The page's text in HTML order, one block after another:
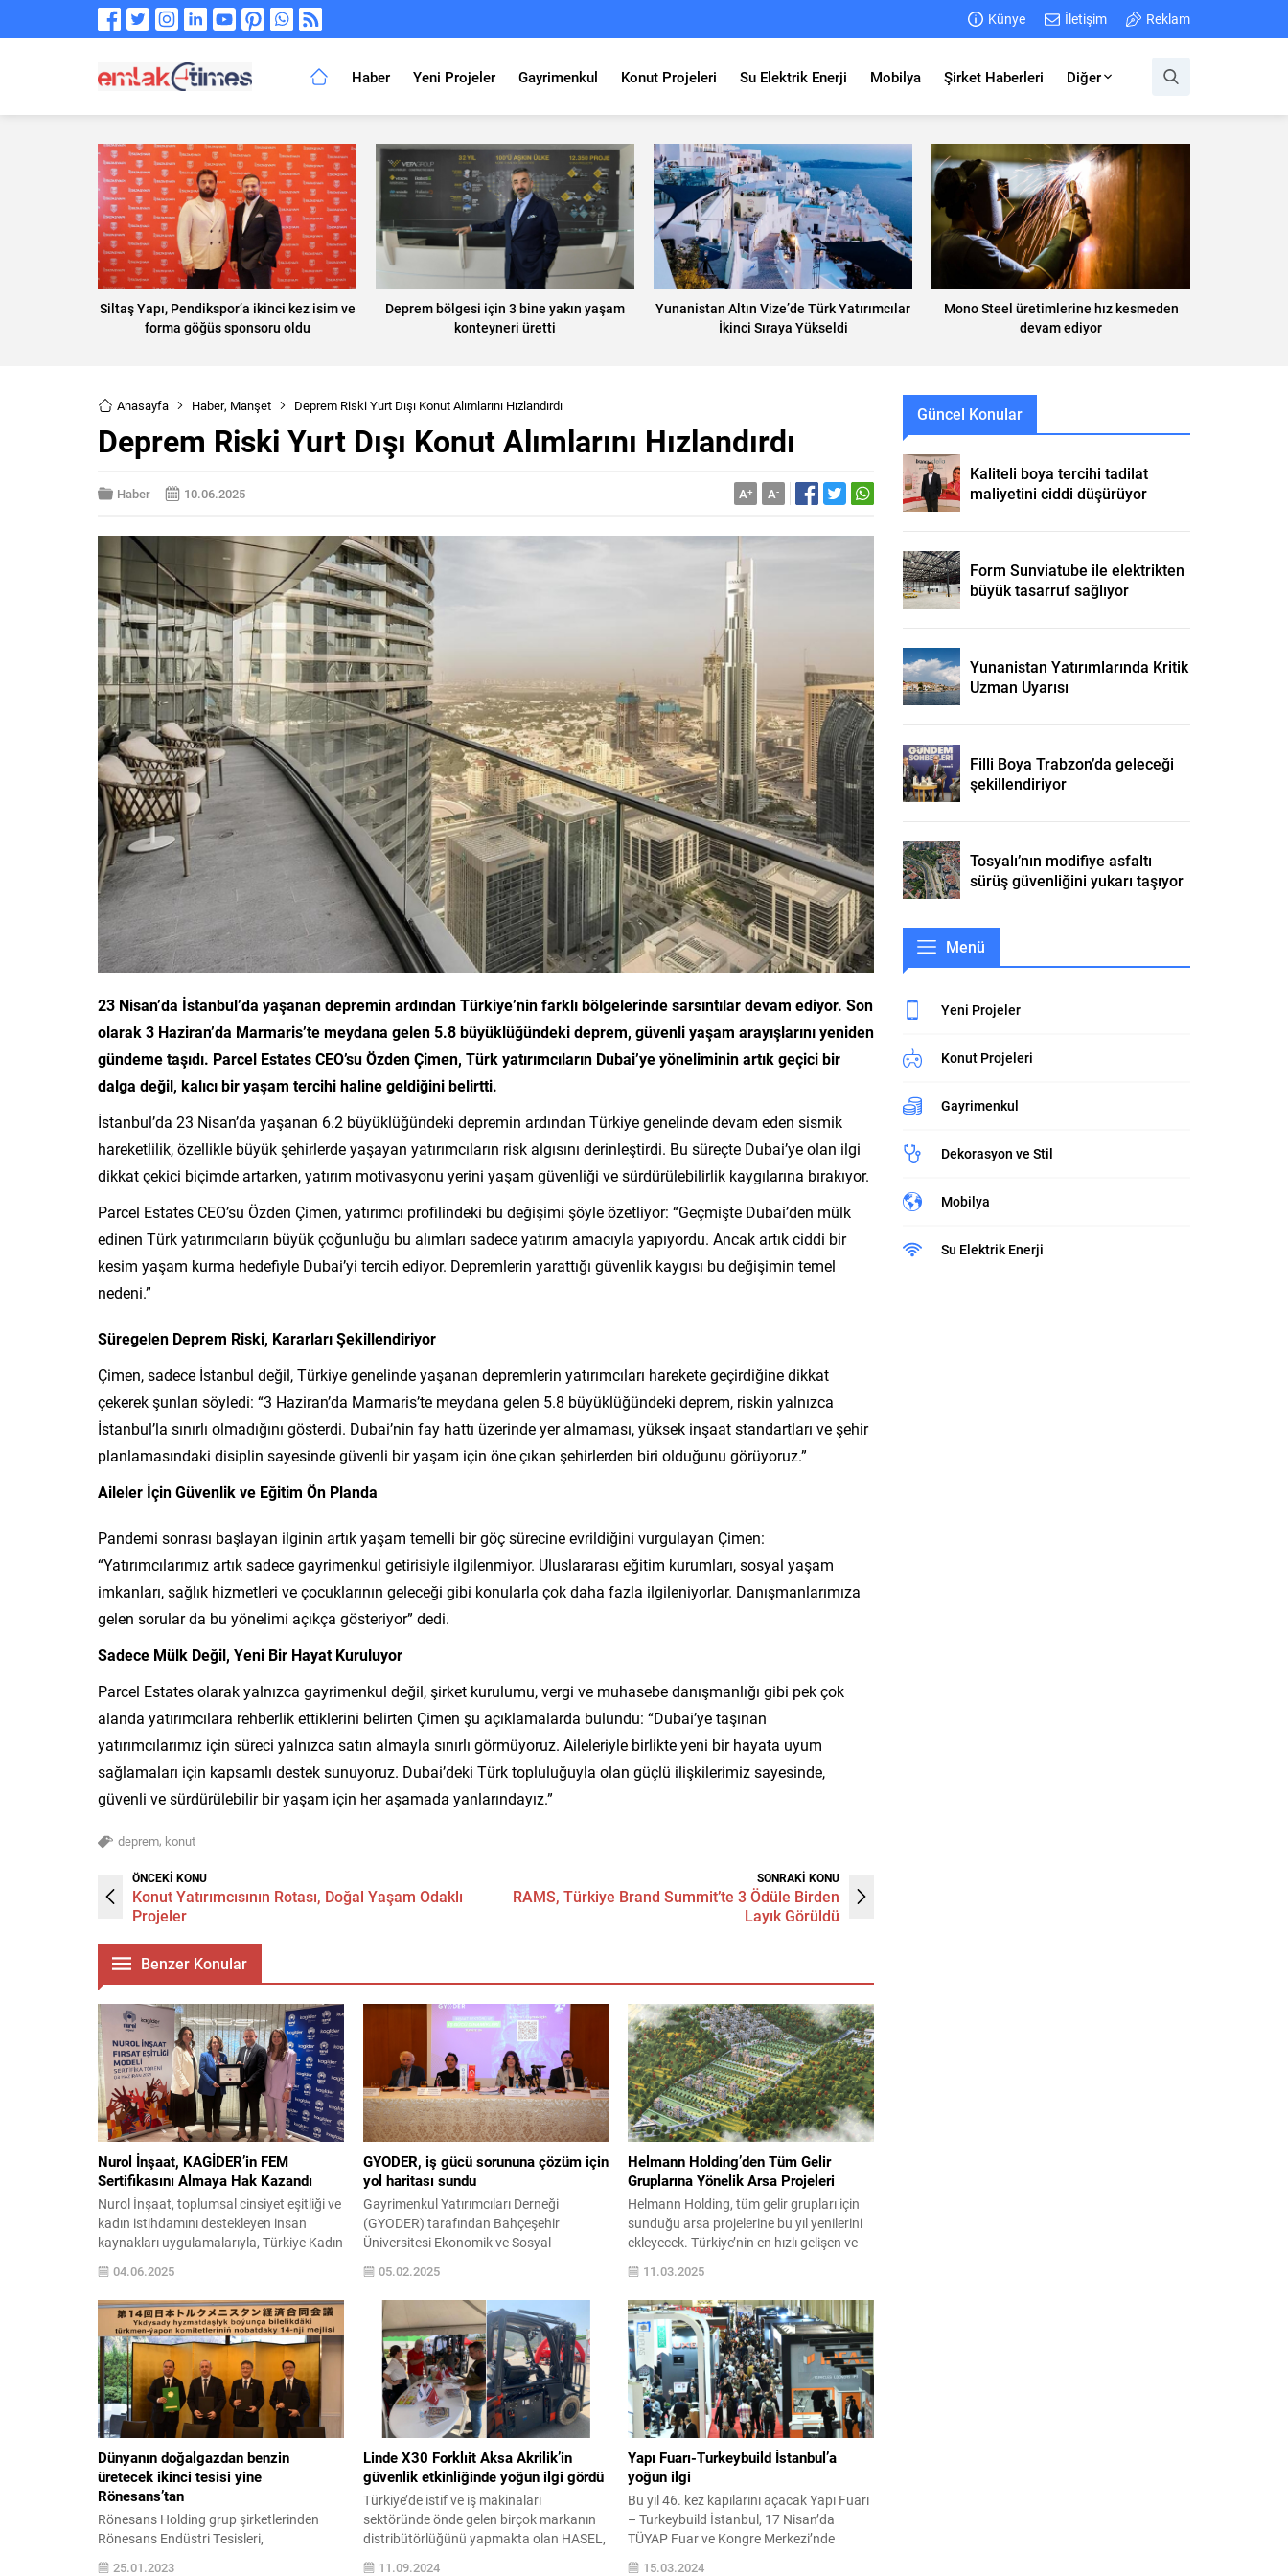
Künye İletişim Reklam
Haber Yeni Projeler Gayrimenkul Konut Projeleri Su Elektrik Enerji Mobilya Şirket Haberleri Diğer
Siltaş Yapı, Pendikspor’a ikinci kez isim ve
forma göğüs sponsoru oldu
Deprem bölgesi için 3 bine yakın yaşam
konteyneri üretti
Yunanistan Altın Vize’de Türk Yatırımcılar
İkinci Sıraya Yükseldi
Mono Steel üretimlerine hız kesmeden
devam ediyor
Anasayfa Haber, Manşet Deprem Riski Yurt Dışı Konut Alımlarını Hızlandırdı
Deprem Riski Yurt Dışı Konut Alımlarını Hızlandırdı
Haber 10.06.2025 A+ A-
23 Nisan’da İstanbul’da yaşanan depremin ardından Türkiye’nin farklı bölgelerinde sarsıntılar devam ediyor. Son
olarak 3 Haziran’da Marmaris’te meydana gelen 5.8 büyüklüğündeki deprem, güvenli yaşam arayışlarını yeniden
gündeme taşıdı. Parcel Estates CEO’su Özden Çimen, Türk yatırımcıların Dubai’ye yöneliminin artık geçici bir
dalga değil, kalıcı bir yaşam tercihi haline geldiğini belirtti.
İstanbul’da 23 Nisan’da yaşanan 6.2 büyüklüğündeki depremin ardından Türkiye genelinde devam eden sismik
hareketlilik, özellikle büyük şehirlerde yaşayan yatırımcıların risk algısını derinleştirdi. Bu süreçte Dubai’ye olan ilgi
dikkat çekici biçimde artarken, yatırım motivasyonu yerini yaşam güvenliği ve sürdürülebilirlik kaygılarına bırakıyor.
Parcel Estates CEO’su Özden Çimen, yatırımcı profilindeki bu değişimi şöyle özetliyor: “Geçmişte Dubai’den mülk
edinen Türk yatırımcıların büyük çoğunluğu bu alımları sadece yatırım amacıyla yapıyordu. Ancak artık ciddi bir
kesim yaşam kurma hedefiyle Dubai’yi tercih ediyor. Depremlerin yarattığı güvenlik kaygısı bu değişimin temel
nedeni.”
Süregelen Deprem Riski, Kararları Şekillendiriyor
Çimen, sadece İstanbul değil, Türkiye genelinde yaşanan depremlerin yatırımcıları harekete geçirdiğine dikkat
çekerek şunları söyledi: “3 Haziran’da Marmaris’te meydana gelen 5.8 büyüklüğündeki deprem, riskin yalnızca
İstanbul’la sınırlı olmadığını gösterdi. Dubai’nin fay hattı üzerinde yer almaması, yüksek inşaat standartları ve şehir
planlamasındaki disiplin sayesinde güvenli bir yaşam için öne çıkan şehirlerden biri olduğunu görüyoruz.”
Aileler İçin Güvenlik ve Eğitim Ön Planda
Pandemi sonrası başlayan ilginin artık yaşam temelli bir göç sürecine evrildiğini vurgulayan Çimen:
“Yatırımcılarımız artık sadece gayrimenkul getirisiyle ilgilenmiyor. Uluslararası eğitim kurumları, sosyal yaşam
imkanları, sağlık hizmetleri ve çocuklarının geleceği gibi konularla çok daha fazla ilgileniyorlar. Danışmanlarımıza
gelen sorular da bu yönelimi açıkça gösteriyor” dedi.
Sadece Mülk Değil, Yeni Bir Hayat Kuruluyor
Parcel Estates olarak yalnızca gayrimenkul değil, şirket kurulumu, vergi ve muhasebe danışmanlığı gibi pek çok
alanda yatırımcılara rehberlik ettiklerini belirten Çimen şu açıklamalarda bulundu: “Dubai’ye taşınan
yatırımcılarımız için süreci yalnızca satın almayla sınırlı görmüyoruz. Aileleriyle birlikte yeni bir hayata uyum
sağlamaları için kapsamlı destek sunuyoruz. Dubai’deki Türk topluluğuyla olan güçlü ilişkilerimiz sayesinde,
güvenli ve sürdürülebilir bir yaşam için her aşamada yanlarındayız.”
deprem, konut
ÖNCEKİ KONU
Konut Yatırımcısının Rotası, Doğal Yaşam Odaklı
Projeler
SONRAKİ KONU
RAMS, Türkiye Brand Summit’te 3 Ödüle Birden
Layık Görüldü
Benzer Konular
Nurol İnşaat, KAGİDER’in FEM
Sertifikasını Almaya Hak Kazandı
Nurol İnşaat, toplumsal cinsiyet eşitliği ve
kadın istihdamını destekleyen insan
kaynakları uygulamalarıyla, Türkiye Kadın
Girişimciler Derneği (KAGİDER)
tarafından verilen FEM (Fırsat Eşitliği
Modeli) Sertifikasını almaya hak kazandı.
KAGİDER tarafından Dünya Bankası’nın
teknik desteğiyle geliştirilen FEM
Sertifikası, özel sektör kuruluşlarının
insan kaynakları politikalarını toplumsal
cinsiyet eşitliği perspektifinden
değerlendiriyor. Bu kapsamda
gerçekleştirilen...
04.06.2025
GYODER, iş gücü sorununa çözüm için
yol haritası sundu
Gayrimenkul Yatırımcıları Derneği
(GYODER) tarafından Bahçeşehir
Üniversitesi Ekonomik ve Sosyal
Araştırmalar Merkezi’ne (BETAM)
yaptırılan “İnşaat Sektörü ve İş Gücü
Dinamikleri: Türkiye’24” araştırmasının
sonuçları 4 Şubat’ta İstanbul Divan
Otel’de düzenlenen basın toplantısında
açıklandı. GYODER Başkanı Neşecan
Çekici, YTÜ Konut ve Yapı Uygulama ve
Araştırma Merkezi Müdürü Doç. Dr.
Serhat Başdoğan, Bahçeşehir...
05.02.2025
Helmann Holding’den Tüm Gelir
Gruplarına Yönelik Arsa Projeleri
Helmann Holding, tüm gelir grupları için
sunduğu arsa projelerine bu yıl yenilerini
ekleyecek. Türkiye’nin en hızlı gelişen ve
en çok talep gören bölgelerinde 22
yıldır gayrimenkul projeleri
geliştiren Helmann, bu alandaki
faaliyetlerini artırarak sürdürüyor. Konut
sektöründe geliştirdiği çevreci ve kaliteli
projelerle öne çıkan şirket, son yıllarda
markalı arsa üretimiyle de adını
duyurmaya başladı. Antalya,
Afyonkarahisar...
11.03.2025
Dünyanın doğalgazdan benzin
üretecek ikinci tesisi yine
Rönesans’tan
Rönesans Holding grup şirketlerinden
Rönesans Endüstri Tesisleri,
Türkmenistan’da hayata geçirilen ve
25.01.2023
Linde X30 Forklıit Aksa Akrilik’in
güvenlik etkinliğinde yoğun ilgi gördü
Türkiye’de istif ve iş makinaları
sektöründe önde gelen birçok markanın
distribütörlüğünü yapmakta olan HASEL,
Aksa Akrilik’in güvenlik etkinliğinde Linde
11.09.2024
Yapı Fuarı-Turkeybuild İstanbul’a
yoğun ilgi
Bu yıl 46. kez kapılarını açacak Yapı Fuarı
– Turkeybuild İstanbul, 17 Nisan’da
TÜYAP Fuar ve Kongre Merkezi’nde
başlıyor. Almanya, Rusya, Birleşik Arap
15.03.2024
Güncel Konular
Kaliteli boya tercihi tadilat
maliyetini ciddi düşürüyor
Form Sunviatube ile elektrikten
büyük tasarruf sağlıyor
Yunanistan Yatırımlarında Kritik
Uzman Uyarısı
Filli Boya Trabzon’da geleceği
şekillendiriyor
Tosyalı’nın modifiye asfaltı
sürüş güvenliğini yukarı taşıyor
Menü
Yeni Projeler
Konut Projeleri
Gayrimenkul
Dekorasyon ve Stil
Mobilya
Su Elektrik Enerji